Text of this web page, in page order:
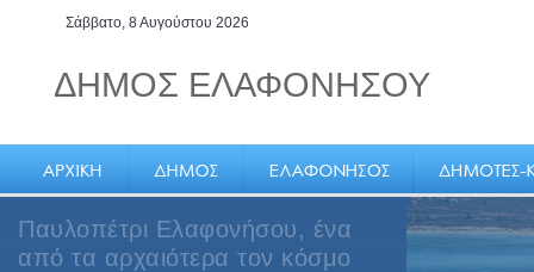
Σάββατο, 8 Αυγούστου 2026
ΔΗΜΟΣ ΕΛΑΦΟΝΗΣΟΥ
Παυλοπέτρι Ελαφονήσου, ένα
από τα αρχαιότερα τον κόσμο